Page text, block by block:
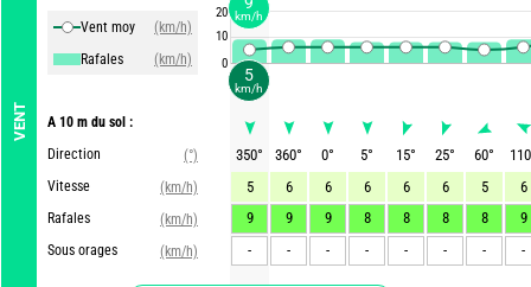
VENT
Vent moy
(km/h)
Rafales
(km/h)
A 10 m du sol :
Direction
(°)
Vitesse
(km/h)
Rafales
(km/h)
Sous orages
(km/h)
20
10
0
350° 360° 0° 5° 15° 25° 60°
110
5
6 6 6 6 6 5
6
9
9 9 8 8 8 8
9
-
- - - - - - -
5
km/h
km/h